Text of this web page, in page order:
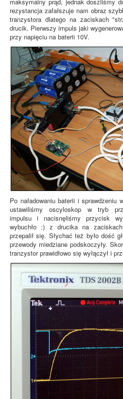
maksymalny prąd, jednak doszliśmy
rezystancja zafałszuje nam obraz
tranzystora dlatego na zaciskach
drucik. Pierwszy impuls jaki
przy napięciu na baterii 10V.
Po naładowaniu baterii i sprawdzeniu
ustawiliśmy oscyloskop w tryb
impulsu i nacisnęliśmy przycisk
wybuchło :) z drucika na
przepalił się. Słychać też było dość
przewody miedziane podskoczyły.
tranzystor prawidłowo się wyłączył i